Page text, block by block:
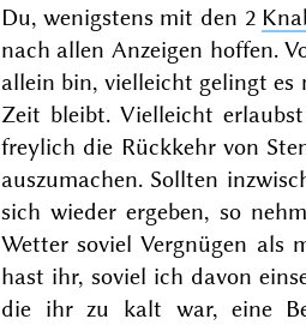
Du, wenigstens mit den 2
nach allen Anzeigen hoffen.
allein bin, vielleicht gelingt es
Zeit bleibt. Vielleicht
freylich die Rückkehr von
auszumachen. Sollten
sich wieder ergeben, so
Wetter soviel Vergnügen als
hast ihr, soviel ich davon
die ihr zu kalt war, eine